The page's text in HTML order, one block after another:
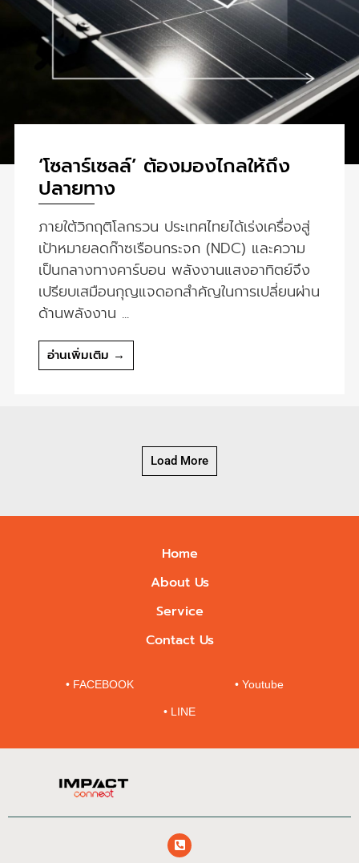
‘โซลาร์เซลล์’ ต้องมองไกลให้ถึง
ปลายทาง
ภายใต้วิกฤติโลกรวน ประเทศไทยได้เร่งเครื่องสู่
เป้าหมายลดก๊าซเรือนกระจก (NDC) และความ
เป็นกลางทางคาร์บอน พลังงานแสงอาทิตย์จึง
เปรียบเสมือนกุญแจดอกสำคัญในการเปลี่ยนผ่าน
ด้านพลังงาน ...
อ่านเพิ่มเติม →
Load More
Home
About Us
Service
Contact Us
• FACEBOOK • Youtube
• LINE